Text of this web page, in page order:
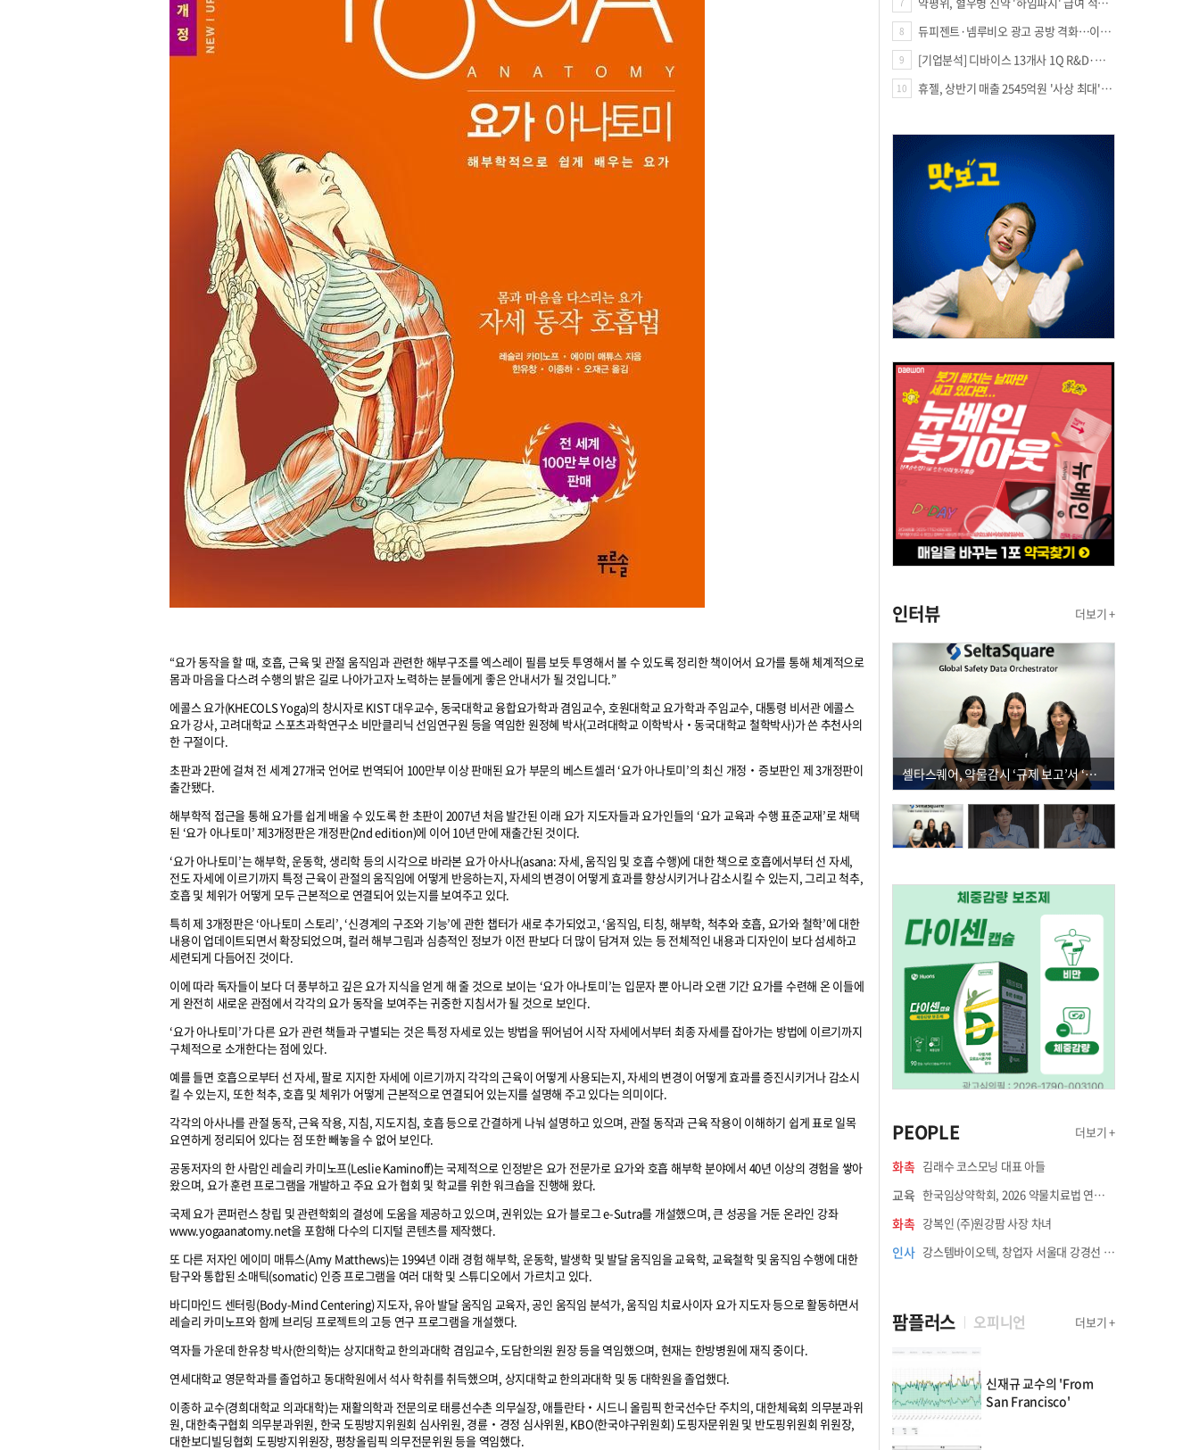
“요가 동작을 할 때, 호흡, 근육 및 관절 움직임과 관련한 해부구조를 엑스레이 필름 보듯 투영해서 볼 수 있도록 정리한 책이어서 요가를 통해 체계적으로
몸과 마음을 다스려 수행의 밝은 길로 나아가고자 노력하는 분들에게 좋은 안내서가 될 것입니다.”
에콜스 요가(KHECOLS Yoga)의 창시자로 KIST 대우교수, 동국대학교 융합요가학과 겸임교수, 호원대학교 요가학과 주임교수, 대통령 비서관 에콜스
요가 강사, 고려대학교 스포츠과학연구소 비만클리닉 선임연구원 등을 역임한 원정혜 박사(고려대학교 이학박사‧동국대학교 철학박사)가 쓴 추천사의
한 구절이다.
초판과 2판에 걸쳐 전 세계 27개국 언어로 번역되어 100만부 이상 판매된 요가 부문의 베스트셀러 ‘요가 아나토미’의 최신 개정‧증보판인 제 3개정판이
출간됐다.
해부학적 접근을 통해 요가를 쉽게 배울 수 있도록 한 초판이 2007년 처음 발간된 이래 요가 지도자들과 요가인들의 ‘요가 교육과 수행 표준교재’로 채택
된 ‘요가 아나토미’ 제3개정판은 개정판(2nd edition)에 이어 10년 만에 재출간된 것이다.
‘요가 아나토미’는 해부학, 운동학, 생리학 등의 시각으로 바라본 요가 아사나(asana: 자세, 움직임 및 호흡 수행)에 대한 책으로 호흡에서부터 선 자세,
전도 자세에 이르기까지 특정 근육이 관절의 움직임에 어떻게 반응하는지, 자세의 변경이 어떻게 효과를 향상시키거나 감소시킬 수 있는지, 그리고 척추,
호흡 및 체위가 어떻게 모두 근본적으로 연결되어 있는지를 보여주고 있다.
특히 제 3개정판은 ‘아나토미 스토리’, ‘신경계의 구조와 기능’에 관한 챕터가 새로 추가되었고, ‘움직임, 티칭, 해부학, 척추와 호흡, 요가와 철학’에 대한
내용이 업데이트되면서 확장되었으며, 컬러 해부그림과 심층적인 정보가 이전 판보다 더 많이 담겨져 있는 등 전체적인 내용과 디자인이 보다 섬세하고
세련되게 다듬어진 것이다.
이에 따라 독자들이 보다 더 풍부하고 깊은 요가 지식을 얻게 해 줄 것으로 보이는 ‘요가 아나토미’는 입문자 뿐 아니라 오랜 기간 요가를 수련해 온 이들에
게 완전히 새로운 관점에서 각각의 요가 동작을 보여주는 귀중한 지침서가 될 것으로 보인다.
‘요가 아나토미’가 다른 요가 관련 책들과 구별되는 것은 특정 자세로 있는 방법을 뛰어넘어 시작 자세에서부터 최종 자세를 잡아가는 방법에 이르기까지
구체적으로 소개한다는 점에 있다.
예를 들면 호흡으로부터 선 자세, 팔로 지지한 자세에 이르기까지 각각의 근육이 어떻게 사용되는지, 자세의 변경이 어떻게 효과를 증진시키거나 감소시
킬 수 있는지, 또한 척추, 호흡 및 체위가 어떻게 근본적으로 연결되어 있는지를 설명해 주고 있다는 의미이다.
각각의 아사나를 관절 동작, 근육 작용, 지침, 지도지침, 호흡 등으로 간결하게 나눠 설명하고 있으며, 관절 동작과 근육 작용이 이해하기 쉽게 표로 일목
요연하게 정리되어 있다는 점 또한 빼놓을 수 없어 보인다.
공동저자의 한 사람인 레슬리 카미노프(Leslie Kaminoff)는 국제적으로 인정받은 요가 전문가로 요가와 호흡 해부학 분야에서 40년 이상의 경험을 쌓아
왔으며, 요가 훈련 프로그램을 개발하고 주요 요가 협회 및 학교를 위한 워크숍을 진행해 왔다.
국제 요가 콘퍼런스 창립 및 관련학회의 결성에 도움을 제공하고 있으며, 권위있는 요가 블로그 e-Sutra를 개설했으며, 큰 성공을 거둔 온라인 강좌
www.yogaanatomy.net을 포함해 다수의 디지털 콘텐츠를 제작했다.
또 다른 저자인 에이미 매튜스(Amy Matthews)는 1994년 이래 경험 해부학, 운동학, 발생학 및 발달 움직임을 교육학, 교육철학 및 움직임 수행에 대한
탐구와 통합된 소매틱(somatic) 인증 프로그램을 여러 대학 및 스튜디오에서 가르치고 있다.
바디마인드 센터링(Body-Mind Centering) 지도자, 유아 발달 움직임 교육자, 공인 움직임 분석가, 움직임 치료사이자 요가 지도자 등으로 활동하면서
레슬리 카미노프와 함께 브리딩 프로젝트의 고등 연구 프로그램을 개설했다.
역자들 가운데 한유창 박사(한의학)는 상지대학교 한의과대학 겸임교수, 도담한의원 원장 등을 역임했으며, 현재는 한방병원에 재직 중이다.
연세대학교 영문학과를 졸업하고 동대학원에서 석사 학취를 취득했으며, 상지대학교 한의과대학 및 동 대학원을 졸업했다.
이종하 교수(경희대학교 의과대학)는 재활의학과 전문의로 태릉선수촌 의무실장, 애틀란타‧시드니 올림픽 한국선수단 주치의, 대한체육회 의무분과위
원, 대한축구협회 의무분과위원, 한국 도핑방지위원회 심사위원, 경륜‧경정 심사위원, KBO(한국야구위원회) 도핑자문위원 및 반도핑위원회 위원장,
대한보디빌딩협회 도핑방지위원장, 평창올림픽 의무전문위원 등을 역임했다.
8 듀피젠트·넴루비오 광고 공방 격화…이번엔 사노피가 일부 문구 변경
9 [기업분석] 디바이스 13개사 1Q R&D·해외매출 증가
10 휴젤, 상반기 매출 2545억원 '사상 최대'…미국 투자 속 성장세 지속
인터뷰 더보기 +
셀타스퀘어, 약물감시 ‘규제 보고’서 ‘데이터 의사결정’으로 "PVX 전환 요구 커진다"
PEOPLE 더보기 +
화촉 김래수 코스모닝 대표 아들
교육 한국임상약학회, 2026 약물치료법 연수강좌 8월 21일 개최
화촉 강복인 (주)원강팜 사장 차녀
인사 강스템바이오텍, 창업자 서울대 강경선 교수 최고과학책임자 선임
팜플러스 오피니언 더보기 +
신재규 교수의 'From
San Francisco'